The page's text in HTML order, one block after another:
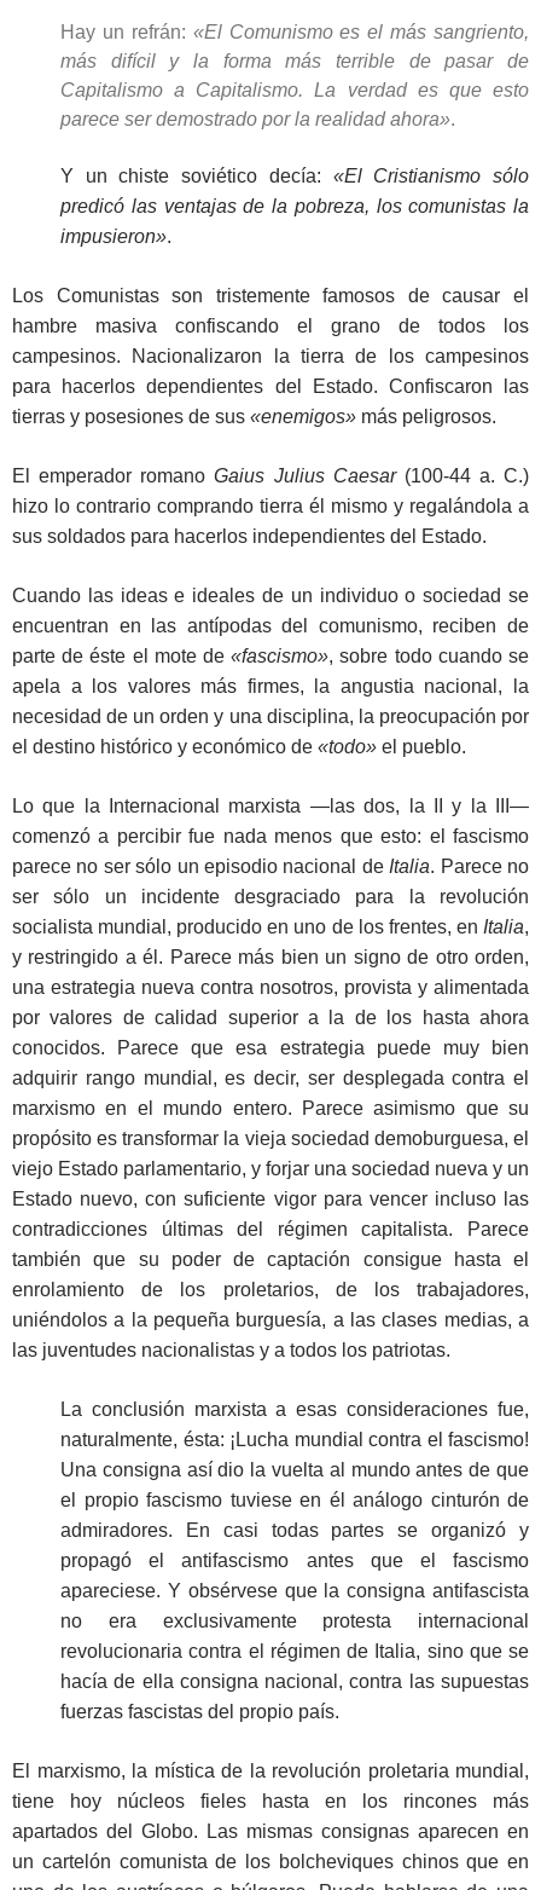
Hay un refrán: «El Comunismo es el más sangriento,
más difícil y la forma más terrible de pasar de
Capitalismo a Capitalismo. La verdad es que esto
parece ser demostrado por la realidad ahora».
Y un chiste soviético decía: «El Cristianismo sólo
predicó las ventajas de la pobreza, los comunistas la
impusieron».
Los Comunistas son tristemente famosos de causar el
hambre masiva confiscando el grano de todos los
campesinos. Nacionalizaron la tierra de los campesinos
para hacerlos dependientes del Estado. Confiscaron las
tierras y posesiones de sus «enemigos» más peligrosos.
El emperador romanoGaius Julius Caesar(100-44 a. C.)
hizo lo contrario comprando tierra él mismo y regalándola a
sus soldados para hacerlos independientes del Estado.
Cuando las ideas e ideales de un individuo o sociedad se
encuentran en las antípodas del comunismo, reciben de
parte de éste el mote de«fascismo», sobre todo cuando se
apela a los valores más firmes, la angustia nacional, la
necesidad de un orden y una disciplina, la preocupación por
el destino histórico y económico de «todo» el pueblo.
Lo que la Internacional marxista ―las dos, la II y la III―
comenzó a percibir fue nada menos que esto: el fascismo
parece no ser sólo un episodio nacional de Italia. Parece no
ser sólo un incidente desgraciado para la revolución
socialista mundial, producido en uno de los frentes, en Italia,
y restringido a él. Parece más bien un signo de otro orden,
una estrategia nueva contra nosotros, provista y alimentada
por valores de calidad superior a la de los hasta ahora
conocidos. Parece que esa estrategia puede muy bien
adquirir rango mundial, es decir, ser desplegada contra el
marxismo en el mundo entero. Parece asimismo que su
propósito es transformar la vieja sociedad demoburguesa, el
viejo Estado parlamentario, y forjar una sociedad nueva y un
Estado nuevo, con suficiente vigor para vencer incluso las
contradicciones últimas del régimen capitalista. Parece
también que su poder de captación consigue hasta el
enrolamiento de los proletarios, de los trabajadores,
uniéndolos a la pequeña burguesía, a las clases medias, a
las juventudes nacionalistas y a todos los patriotas.
La conclusión marxista a esas consideraciones fue,
naturalmente, ésta: ¡Lucha mundial contra el fascismo!
Una consigna así dio la vuelta al mundo antes de que
el propio fascismo tuviese en él análogo cinturón de
admiradores. En casi todas partes se organizó y
propagó el antifascismo antes que el fascismo
apareciese. Y obsérvese que la consigna antifascista
no era exclusivamente protesta internacional
revolucionaria contra el régimen de Italia, sino que se
hacía de ella consigna nacional, contra las supuestas
fuerzas fascistas del propio país.
El marxismo, la mística de la revolución proletaria mundial,
tiene hoy núcleos fieles hasta en los rincones más
apartados del Globo. Las mismas consignas aparecen en
un cartelón comunista de los bolcheviques chinos que en